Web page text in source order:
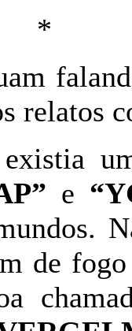
*
relatos
e
de